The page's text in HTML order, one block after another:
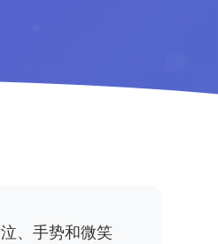
、手势和微笑